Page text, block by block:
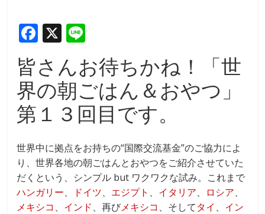
F
e
b
o
o
k
X
e
皆さんお待ちかね！「世
界の朝ごはん＆おやつ」
第１３回目です。
世界中に拠点をお持ちの“国際交流基金”のご協力によ
り、世界各地の朝ごはんとおやつをご紹介させていた
だくという、シンプル but ワクワクな試み。これまで
ハンガリー、 ドイツ、 エジプト 、 イタリア、 ロシア、
メキシコ 、 インド、再びメキシコ 、そしてタイ 、 イン